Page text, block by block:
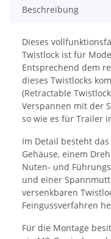
Beschreibung
Dieses
Twistlock ist für
Entsprechend dem
dieses Twistlocks
(Retractable
Verspannen mit der
so wie es für Trailer
Im Detail besteht
Gehäuse, einem
Nuten- und
und einer
versenkbaren
Feingussverfahren
Für die Montage